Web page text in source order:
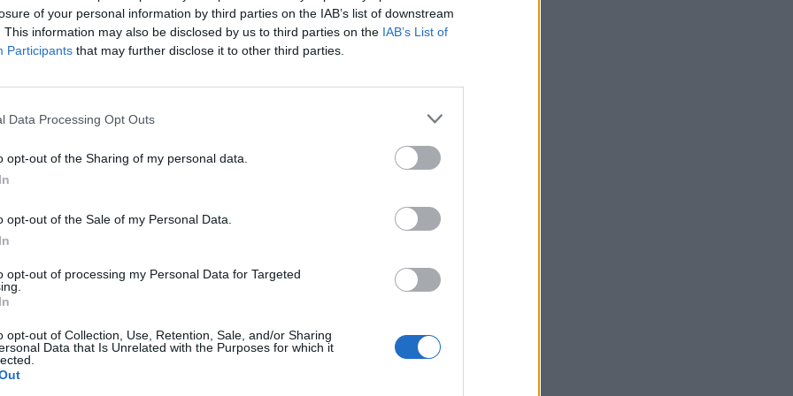
of your personal information by third parties on the IAB’s list of downstream
This information may also be disclosed by us to third parties on the IAB’s List of
Participants that may further disclose it to other third parties.
Data Processing Opt Outs
opt-out of the Sharing of my personal data.
opt-out of the Sale of my Personal Data.
opt-out of processing my Personal Data for Targeted
opt-out of Collection, Use, Retention, Sale, and/or Sharing
Data that Is Unrelated with the Purposes for which it
az ellenanyag néhány hónapon keresztül megtalálható a betegségen átesettek
vérplazmájuk felhasználható az úgynevezett plazmaterápiához. Kiemelte, hogy
Sőt, ha a terápiát időben végezték el, akkor...
portfolio.hu hírarchívumához tartozik, melynek olvasása előfizetéses
tartalmazza:
cikkarchívum
elmúlt 2 év napon belüli
Előfizetés